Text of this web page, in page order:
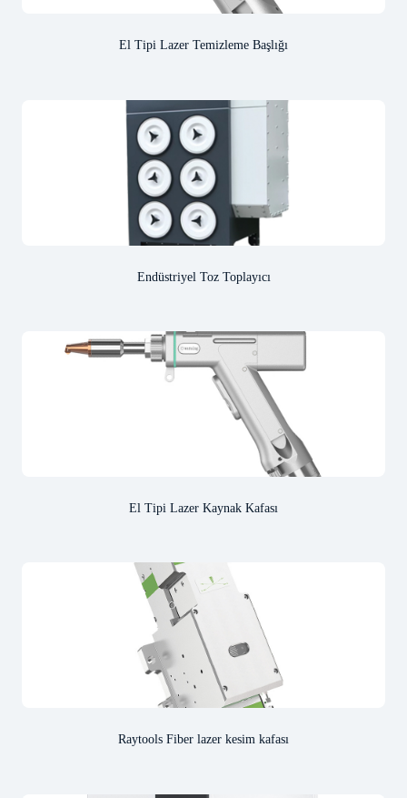
El Tipi Lazer Temizleme Başlığı
Endüstriyel Toz Toplayıcı
El Tipi Lazer Kaynak Kafası
Raytools Fiber lazer kesim kafası